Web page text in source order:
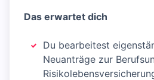
Das erwartet dich
Du bearbeitest
Neuanträge zur